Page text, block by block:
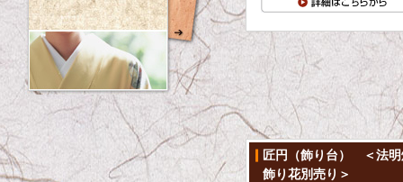
匠円（飾り台） ＜法明
飾り花別売り＞